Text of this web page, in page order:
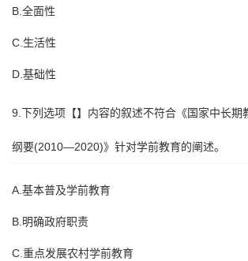
B.全面性
C.生活性
D.基础性
9.下列选项【】内容的叙述不符合《国家中长期
纲要(2010—2020)》针对学前教育的阐述。
A.基本普及学前教育
B.明确政府职责
C.重点发展农村学前教育